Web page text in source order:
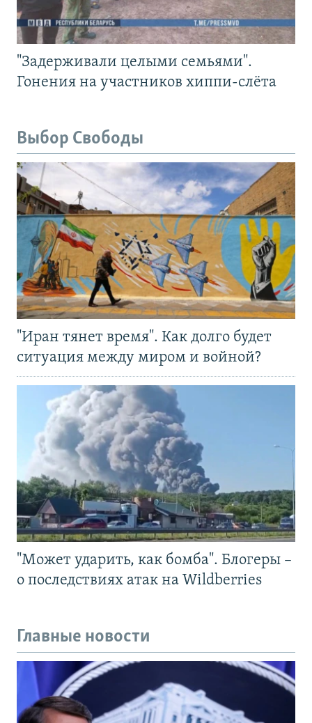
"Задерживали целыми семьями".
Гонения на участников хиппи-слёта
Выбор Свободы
"Иран тянет время". Как долго будет
ситуация между миром и войной?
"Может ударить, как бомба". Блогеры –
о последствиях атак на Wildberries
Главные новости